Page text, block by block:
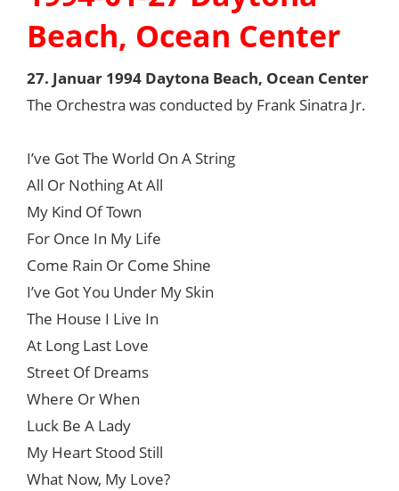
Beach, Ocean Center
27. Januar 1994 Daytona Beach, Ocean Center
The Orchestra was conducted by Frank Sinatra Jr.
I’ve Got The World On A String
All Or Nothing At All
My Kind Of Town
For Once In My Life
Come Rain Or Come Shine
I’ve Got You Under My Skin
The House I Live In
At Long Last Love
Street Of Dreams
Where Or When
Luck Be A Lady
My Heart Stood Still
What Now, My Love?